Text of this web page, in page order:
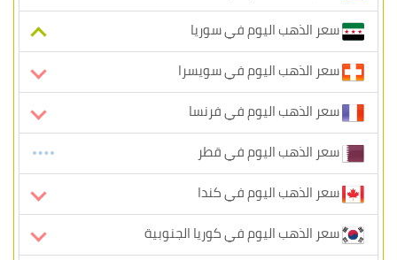
سعر الذهب اليوم في سوريا
سعر الذهب اليوم في سويسرا
سعر الذهب اليوم في فرنسا
سعر الذهب اليوم في قطر
سعر الذهب اليوم في كندا
سعر الذهب اليوم في كوريا الجنوبية